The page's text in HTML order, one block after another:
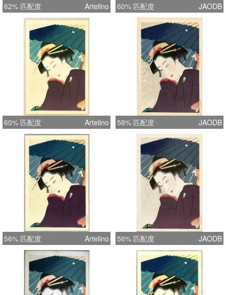
62% 匹配度 Artelino 60% 匹配度 JAODB
60% 匹配度 Artelino 58% 匹配度 JAODB
56% 匹配度 Artelino 56% 匹配度 JAODB